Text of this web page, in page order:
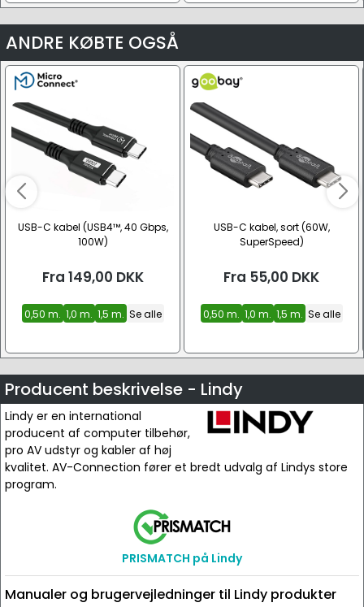
ANDRE KØBTE OGSÅ
USB-C kabel (USB4™, 40 Gbps,
100W)
Fra 149,00 DKK
0,50 m. 1,0 m. 1,5 m. Se alle
USB-C kabel, sort (60W,
SuperSpeed)
Fra 55,00 DKK
0,50 m. 1,0 m. 1,5 m. Se alle
Producent beskrivelse - Lindy
Lindy er en international
producent af computer tilbehør,
pro AV udstyr og kabler af høj
kvalitet. AV-Connection fører et bredt udvalg af Lindys store
program.
PRISMATCH på Lindy
Manualer og brugervejledninger til Lindy produkter